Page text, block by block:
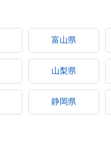
富山県
山梨県
静岡県